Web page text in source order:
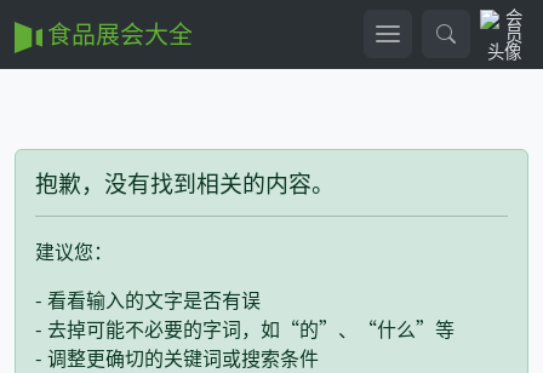
食品展会大全
抱歉，没有找到相关的内容。
建议您：
- 看看输入的文字是否有误
- 去掉可能不必要的字词，如“的”、“什么”等
- 调整更确切的关键词或搜索条件